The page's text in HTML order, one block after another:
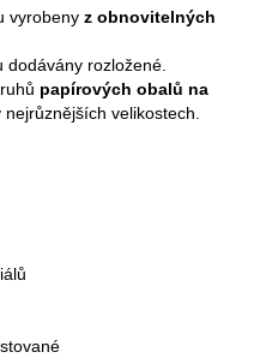
vyrobeny z obnovitelných
dodávány rozložené.
papírových obalů na
nejrůznějších velikostech.